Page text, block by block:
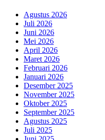
Agustus 2026
Juli 2026
Juni 2026
Mei 2026
April 2026
Maret 2026
Februari 2026
Januari 2026
Desember 2025
November 2025
Oktober 2025
September 2025
Agustus 2025
Juli 2025